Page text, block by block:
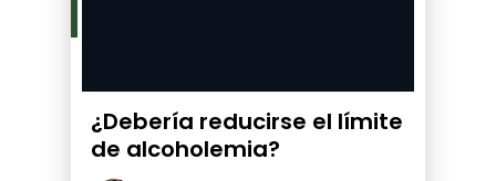
¿Debería reducirse el límite
de alcoholemia?